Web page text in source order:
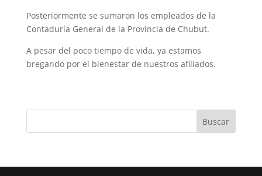
Posteriormente se sumaron los empleados de la
Contaduría General de la Provincia de Chubut.
A pesar del poco tiempo de vida, ya estamos
bregando por el bienestar de nuestros afiliados.